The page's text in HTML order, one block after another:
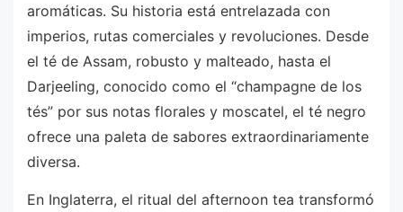
aromáticas. Su historia está entrelazada con
imperios, rutas comerciales y revoluciones. Desde
el té de Assam, robusto y malteado, hasta el
Darjeeling, conocido como el “champagne de los
tés” por sus notas florales y moscatel, el té negro
ofrece una paleta de sabores extraordinariamente
diversa.
En Inglaterra, el ritual del afternoon tea transformó